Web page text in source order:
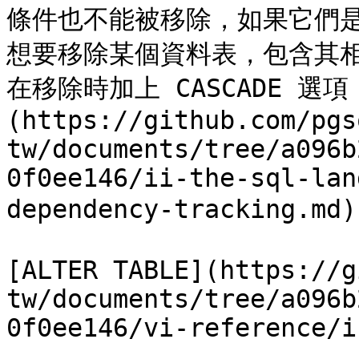
條件也不能被移除，如果它們
想要移除某個資料表，包含其
在移除時加上 CASCADE
(https://github.com/
tw/documents/tree/
0f0ee146/ii-the-sql-
dependency-tracking.md)
[ALTER
tw/documents/tree/
0f0ee146/vi-reference/